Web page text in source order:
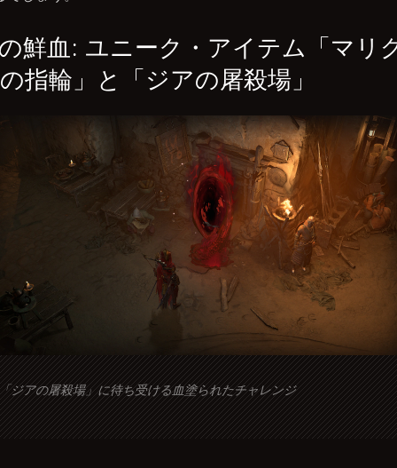
鮮血: ユニーク・アイテム「マリ
指輪」と「ジアの屠殺場」
ジアの屠殺場」に待ち受ける血塗られたチャレンジ